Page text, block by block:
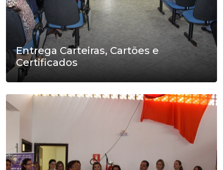
Entrega Carteiras, Cartões e
Certificados